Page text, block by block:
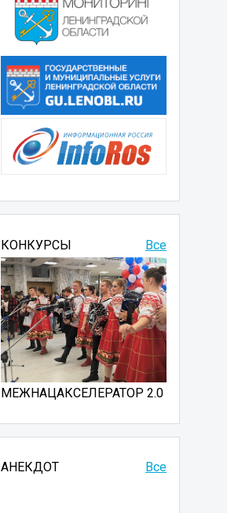
Все
КОНКУРСЫ
МЕЖНАЦАКСЕЛЕРАТОР 2.0
АНЕКДОТ Все